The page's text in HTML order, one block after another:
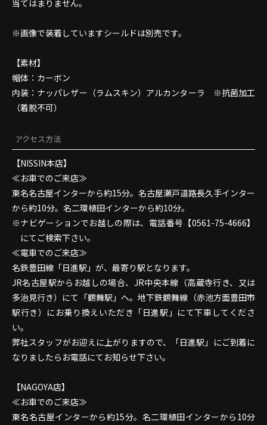
当てはまりません。
※画像で装着していますシールドは別売です。
【素材】
帽体：カーボン
内装：ナッパレザー（ラムスキン）アルカンターラ ※抗菌加工
（着脱不可）
アクセス方法
【NISSIN本店】
≪お車でのご来店≫
東名名古屋インターから約15分。名古屋瀬戸道路長久手インター
から約10分。名二環植田インターから約10分。
ナビゲーションでお越しの際は、電話番号【0561-75-4666】
にてご検索下さい。
≪電車でのご来店≫
名鉄豊田線「日進駅」が、最寄り駅となります。
JR名古屋駅からお越しの場合、JR中央本線（高蔵寺行き、又は
多治見行き）にて「鶴舞駅」へ。地下鉄鶴舞線（赤池方面豊田市
駅行き）にお乗り換えいただき「日進駅」にて下車してくださ
い。
弊社スタッフがお迎えに上がりますので、「日進駅」にご到着に
なりましたらお電話にてお知らせ下さい。
【NAGOYA店】
≪お車でのご来店≫
東名名古屋インターから約15分。名二環植田インターから10分